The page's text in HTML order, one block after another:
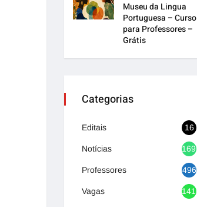
Museu da Lingua
Portuguesa – Curso
para Professores –
Grátis
Categorias
Editais 16
Notícias 1692
Professores 496
Vagas 1416